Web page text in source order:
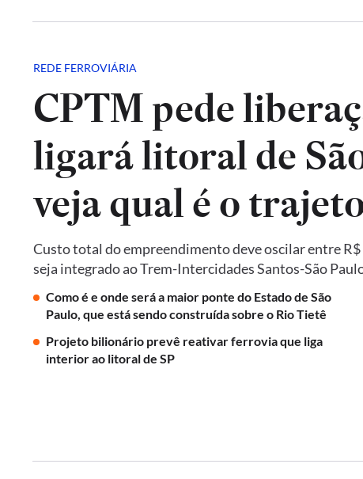
REDE FERROVIÁRIA
CPTM pede
ligará litoral de
veja qual é o
Custo total do empreendimento deve oscilar entre
seja integrado ao Trem-Intercidades Santos-São
Como é e onde será a maior ponte do Estado de São
Paulo, que está sendo construída sobre o Rio Tietê
Projeto bilionário prevê reativar ferrovia que liga
interior ao litoral de SP